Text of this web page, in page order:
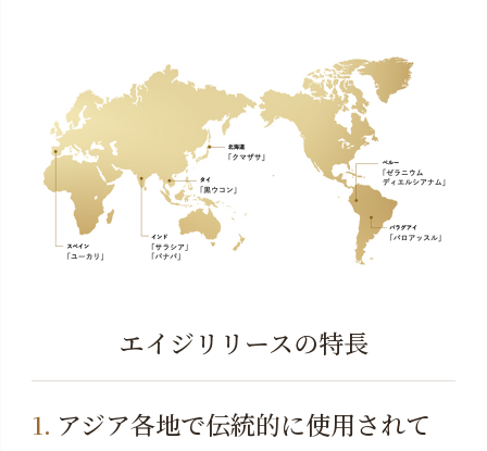
エイジリリースの特長
アジア各地で伝統的に使用されて